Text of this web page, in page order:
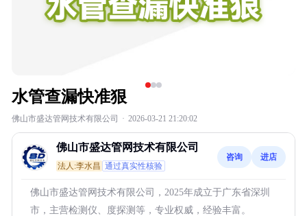
水管查漏快准狠
佛山市盛达管网技术有限公司 · 2026-03-21 21:20:02
佛山市盛达管网技术有限公司
法人:李水昌 通过真实性核验
咨询 进店
佛山市盛达管网技术有限公司，2025年成立于广东省深圳
市，主营检测仪、度探测等，专业权威，经验丰富。